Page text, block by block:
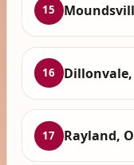
15
16 Dillonvale,
17 Rayland,